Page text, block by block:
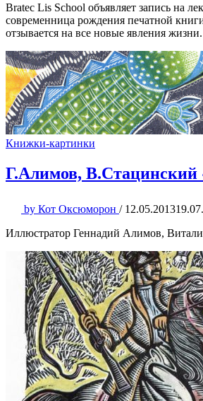
Bratec Lis School объявляет запись на
современница рождения печатной
отзывается на все новые явления
Книжки-картинки
Г.Алимов, В.Стацинский
by Кот Оксюморон / 12.05.2013
Иллюстратор Геннадий Алимов,